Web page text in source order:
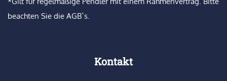
beachten Sie die AGB`s.
Kontakt